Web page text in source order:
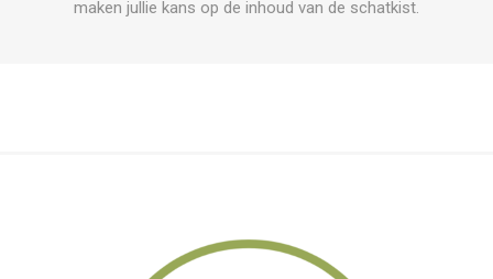
maken jullie kans op de inhoud van de schatkist.